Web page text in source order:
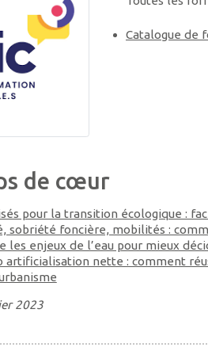
Catalogue de
de cœur
pour la transition écologique :
sobriété foncière, mobilités :
les enjeux de l’eau pour mieux
artificialisation nette : comment
2023